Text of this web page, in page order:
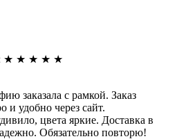
★ ★ ★ ★ ★
заказала с рамкой. Заказ
и удобно через сайт.
цвета яркие. Доставка в
Обязательно повторю!